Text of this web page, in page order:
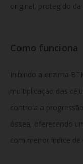
original, protegido da
Como funciona
Inibindo a enzima
multiplicação das
controla a
óssea, oferecendo
com menor índice